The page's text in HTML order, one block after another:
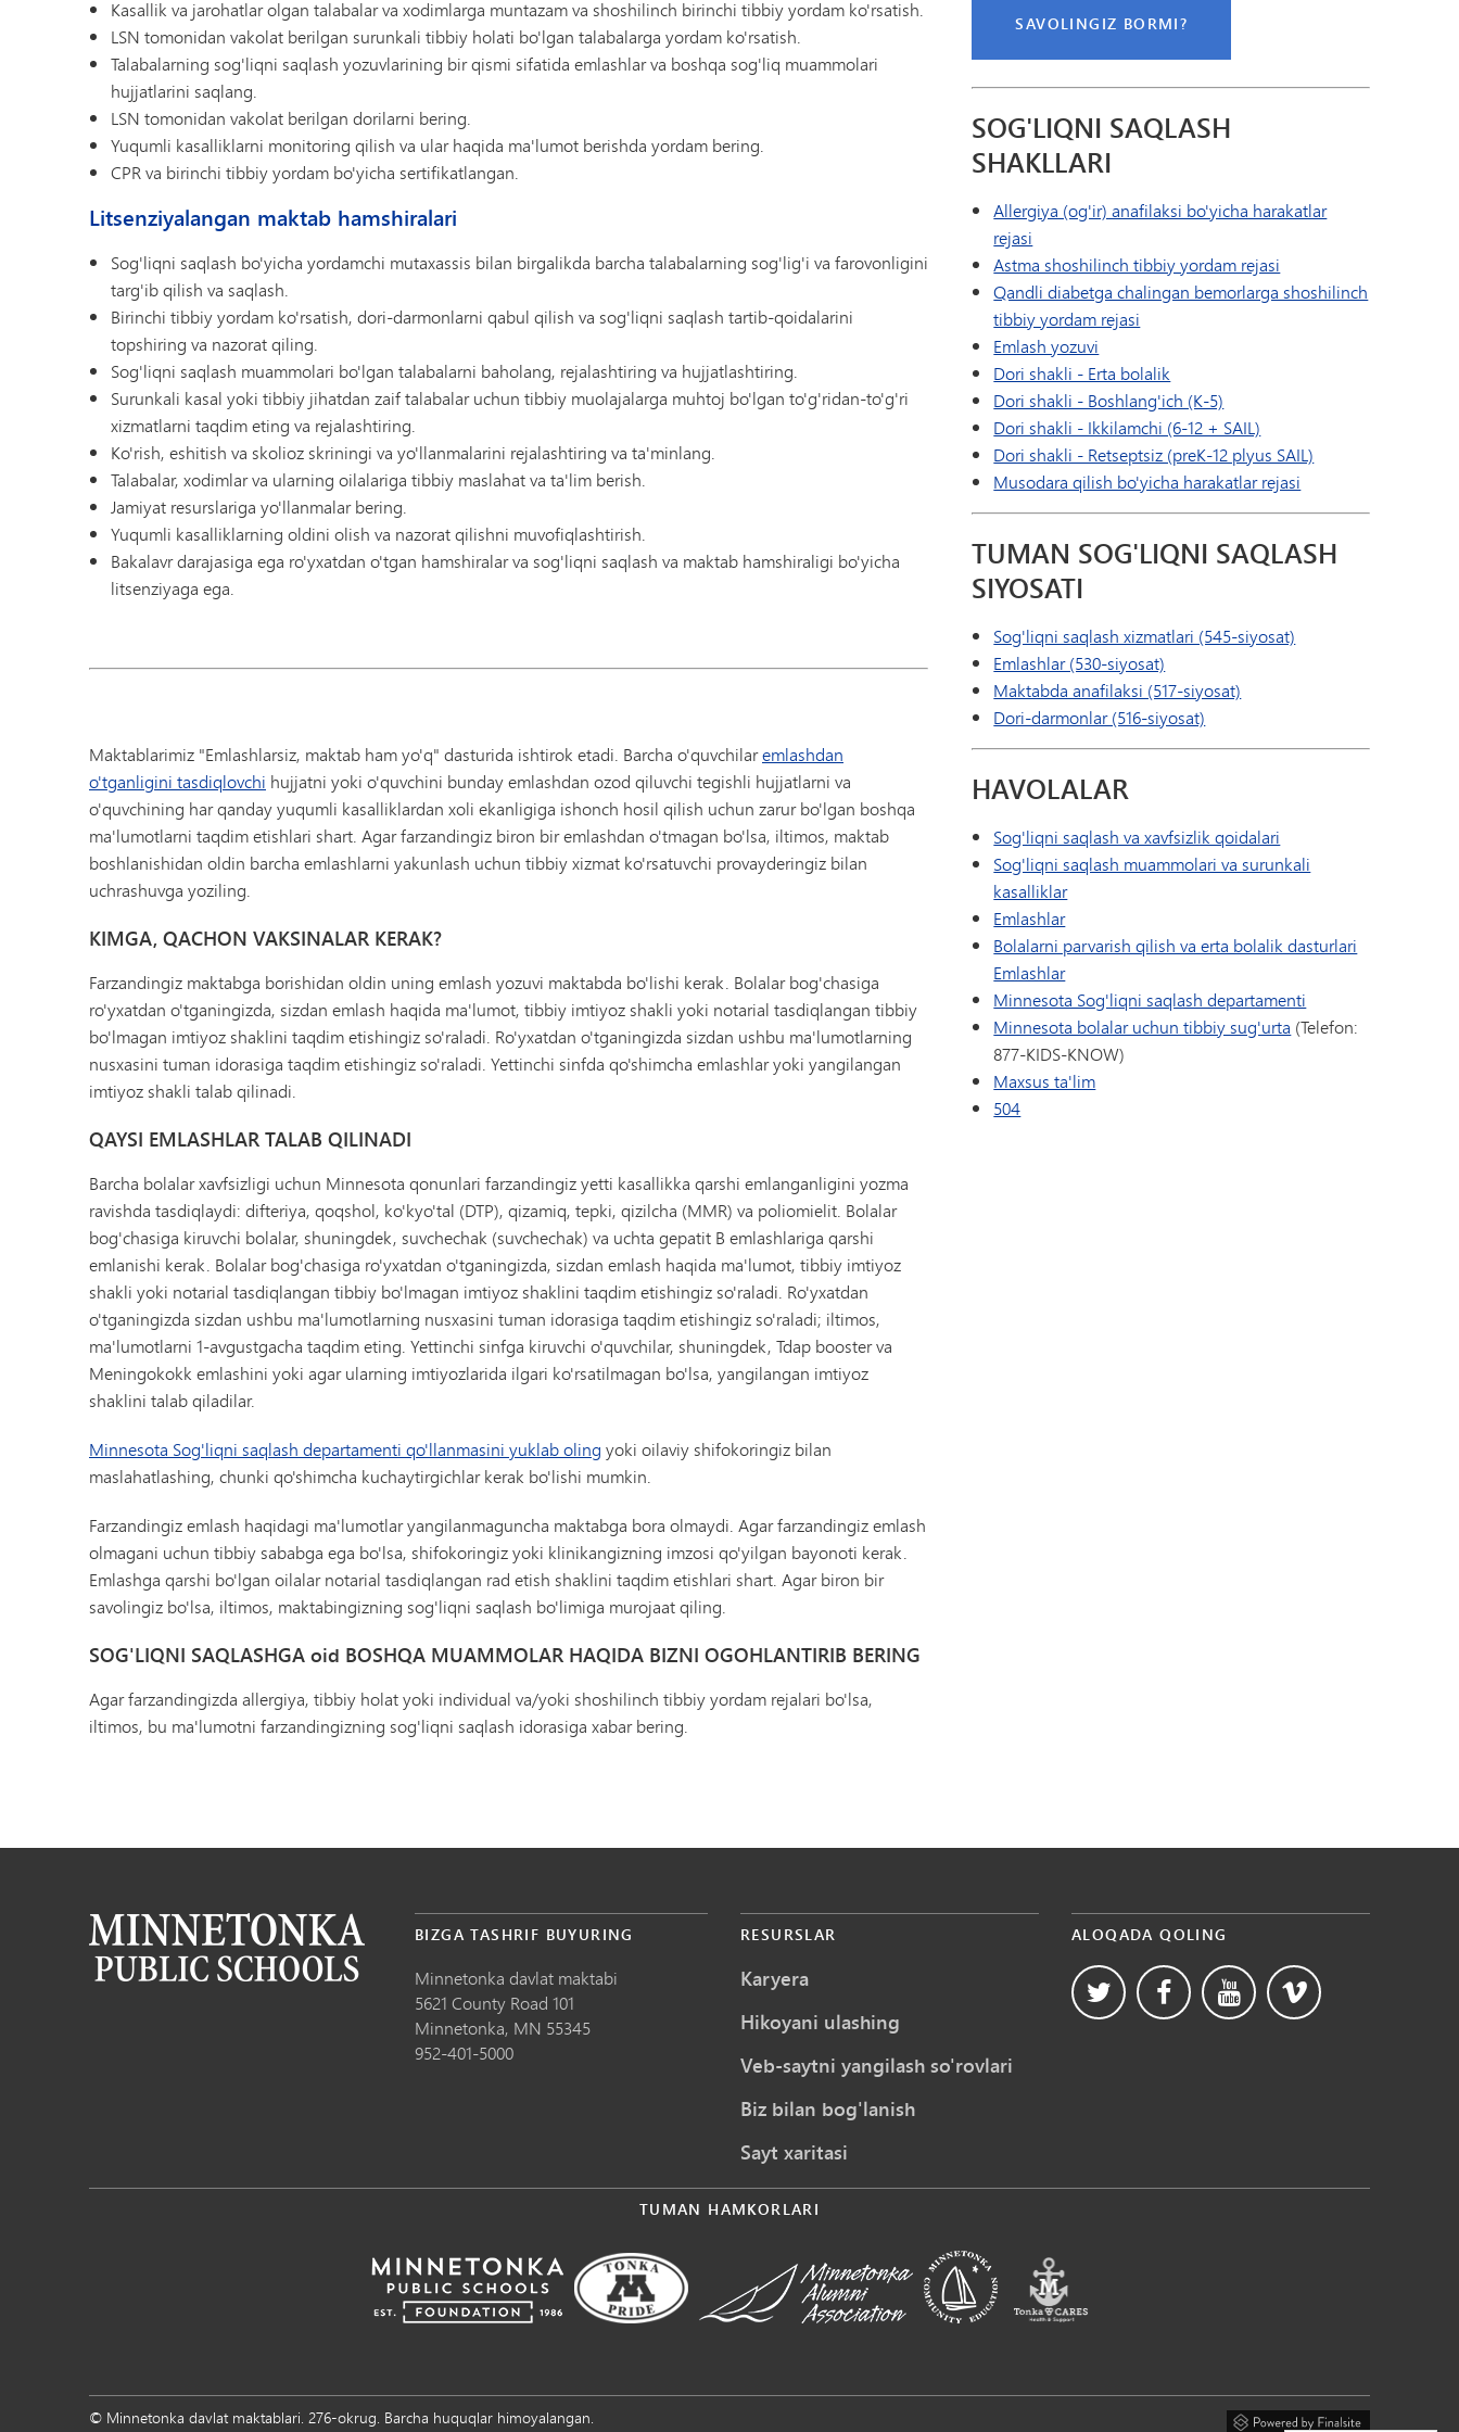
Kasallik va jarohatlar olgan talabalar va xodimlarga muntazam va shoshilinch birinchi tibbiy yordam ko'rsatish.
LSN tomonidan vakolat berilgan surunkali tibbiy holati bo'lgan talabalarga yordam ko'rsatish.
Talabalarning sog'liqni saqlash yozuvlarining bir qismi sifatida emlashlar va boshqa sog'liq muammolari
hujjatlarini saqlang.
LSN tomonidan vakolat berilgan dorilarni bering.
Yuqumli kasalliklarni monitoring qilish va ular haqida ma'lumot berishda yordam bering.
CPR va birinchi tibbiy yordam bo'yicha sertifikatlangan.
Litsenziyalangan maktab hamshiralari
Sog'liqni saqlash bo'yicha yordamchi mutaxassis bilan birgalikda barcha talabalarning sog'lig'i va farovonligini
targ'ib qilish va saqlash.
Birinchi tibbiy yordam ko'rsatish, dori-darmonlarni qabul qilish va sog'liqni saqlash tartib-qoidalarini
topshiring va nazorat qiling.
Sog'liqni saqlash muammolari bo'lgan talabalarni baholang, rejalashtiring va hujjatlashtiring.
Surunkali kasal yoki tibbiy jihatdan zaif talabalar uchun tibbiy muolajalarga muhtoj bo'lgan to'g'ridan-to'g'ri
xizmatlarni taqdim eting va rejalashtiring.
Ko'rish, eshitish va skolioz skriningi va yo'llanmalarini rejalashtiring va ta'minlang.
Talabalar, xodimlar va ularning oilalariga tibbiy maslahat va ta'lim berish.
Jamiyat resurslariga yo'llanmalar bering.
Yuqumli kasalliklarning oldini olish va nazorat qilishni muvofiqlashtirish.
Bakalavr darajasiga ega ro'yxatdan o'tgan hamshiralar va sog'liqni saqlash va maktab hamshiraligi bo'yicha
litsenziyaga ega.
Maktablarimiz "Emlashlarsiz, maktab ham yo'q" dasturida ishtirok etadi. Barcha o'quvchilaremlashdan
o'tganligini tasdiqlovchi hujjatni yoki o'quvchini bunday emlashdan ozod qiluvchi tegishli hujjatlarni va
o'quvchining har qanday yuqumli kasalliklardan xoli ekanligiga ishonch hosil qilish uchun zarur bo'lgan boshqa
ma'lumotlarni taqdim etishlari shart. Agar farzandingiz biron bir emlashdan o'tmagan bo'lsa, iltimos, maktab
boshlanishidan oldin barcha emlashlarni yakunlash uchun tibbiy xizmat ko'rsatuvchi provayderingiz bilan
uchrashuvga yoziling.
KIMGA, QACHON VAKSINALAR KERAK?
Farzandingiz maktabga borishidan oldin uning emlash yozuvi maktabda bo'lishi kerak. Bolalar bog'chasiga
ro'yxatdan o'tganingizda, sizdan emlash haqida ma'lumot, tibbiy imtiyoz shakli yoki notarial tasdiqlangan tibbiy
bo'lmagan imtiyoz shaklini taqdim etishingiz so'raladi. Ro'yxatdan o'tganingizda sizdan ushbu ma'lumotlarning
nusxasini tuman idorasiga taqdim etishingiz so'raladi. Yettinchi sinfda qo'shimcha emlashlar yoki yangilangan
imtiyoz shakli talab qilinadi.
QAYSI EMLASHLAR TALAB QILINADI
Barcha bolalar xavfsizligi uchun Minnesota qonunlari farzandingiz yetti kasallikka qarshi emlanganligini yozma
ravishda tasdiqlaydi: difteriya, qoqshol, ko'kyo'tal (DTP), qizamiq, tepki, qizilcha (MMR) va poliomielit. Bolalar
bog'chasiga kiruvchi bolalar, shuningdek, suvchechak (suvchechak) va uchta gepatit B emlashlariga qarshi
emlanishi kerak. Bolalar bog'chasiga ro'yxatdan o'tganingizda, sizdan emlash haqida ma'lumot, tibbiy imtiyoz
shakli yoki notarial tasdiqlangan tibbiy bo'lmagan imtiyoz shaklini taqdim etishingiz so'raladi. Ro'yxatdan
o'tganingizda sizdan ushbu ma'lumotlarning nusxasini tuman idorasiga taqdim etishingiz so'raladi; iltimos,
ma'lumotlarni 1-avgustgacha taqdim eting. Yettinchi sinfga kiruvchi o'quvchilar, shuningdek, Tdap booster va
Meningokokk emlashini yoki agar ularning imtiyozlarida ilgari ko'rsatilmagan bo'lsa, yangilangan imtiyoz
shaklini talab qiladilar.
Minnesota Sog'liqni saqlash departamenti qo'llanmasini yuklab oling yoki oilaviy shifokoringiz bilan
maslahatlashing, chunki qo'shimcha kuchaytirgichlar kerak bo'lishi mumkin.
Farzandingiz emlash haqidagi ma'lumotlar yangilanmaguncha maktabga bora olmaydi. Agar farzandingiz emlash
olmagani uchun tibbiy sababga ega bo'lsa, shifokoringiz yoki klinikangizning imzosi qo'yilgan bayonoti kerak.
Emlashga qarshi bo'lgan oilalar notarial tasdiqlangan rad etish shaklini taqdim etishlari shart. Agar biron bir
savolingiz bo'lsa, iltimos, maktabingizning sog'liqni saqlash bo'limiga murojaat qiling.
SOG'LIQNI SAQLASHGA oid BOSHQA MUAMMOLAR HAQIDA BIZNI OGOHLANTIRIB BERING
Agar farzandingizda allergiya, tibbiy holat yoki individual va/yoki shoshilinch tibbiy yordam rejalari bo'lsa,
iltimos, bu ma'lumotni farzandingizning sog'liqni saqlash idorasiga xabar bering.
SAVOLINGIZ BORMI?
SOG'LIQNI SAQLASH
SHAKLLARI
Allergiya (og'ir) anafilaksi bo'yicha harakatlar
rejasi
Astma shoshilinch tibbiy yordam rejasi
Qandli diabetga chalingan bemorlarga shoshilinch
tibbiy yordam rejasi
Emlash yozuvi
Dori shakli - Erta bolalik
Dori shakli - Boshlang'ich (K-5)
Dori shakli - Ikkilamchi (6-12 + SAIL)
Dori shakli - Retseptsiz (preK-12 plyus SAIL)
Musodara qilish bo'yicha harakatlar rejasi
TUMAN SOG'LIQNI SAQLASH
SIYOSATI
Sog'liqni saqlash xizmatlari (545-siyosat)
Emlashlar (530-siyosat)
Maktabda anafilaksi (517-siyosat)
Dori-darmonlar (516-siyosat)
HAVOLALAR
Sog'liqni saqlash va xavfsizlik qoidalari
Sog'liqni saqlash muammolari va surunkali
kasalliklar
Emlashlar
Bolalarni parvarish qilish va erta bolalik dasturlari
Emlashlar
Minnesota Sog'liqni saqlash departamenti
Minnesota bolalar uchun tibbiy sug'urta (Telefon:
877-KIDS-KNOW)
Maxsus ta'lim
504
BIZGA TASHRIF BUYURING
Minnetonka davlat maktabi
5621 County Road 101
Minnetonka, MN 55345
952-401-5000
RESURSLAR
Karyera
Hikoyani ulashing
Veb-saytni yangilash so'rovlari
Biz bilan bog'lanish
Sayt xaritasi
ALOQADA QOLING
TUMAN HAMKORLARI
© Minnetonka davlat maktablari. 276-okrug. Barcha huquqlar himoyalangan.